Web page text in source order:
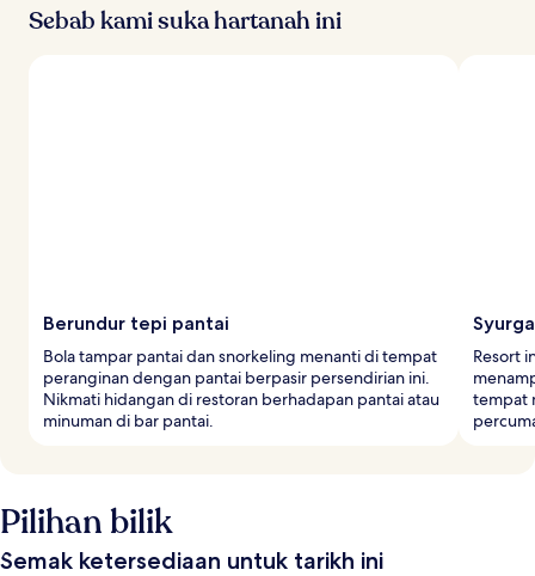
Sebab kami suka hartanah ini
Berundur tepi pantai
Bola tampar pantai dan snorkeling menanti di tempat
peranginan dengan pantai berpasir persendirian ini.
Nikmati hidangan di restoran berhadapan pantai atau
minuman di bar pantai.
Resort
tempat
Pilihan bilik
Semak ketersediaan untuk tarikh ini